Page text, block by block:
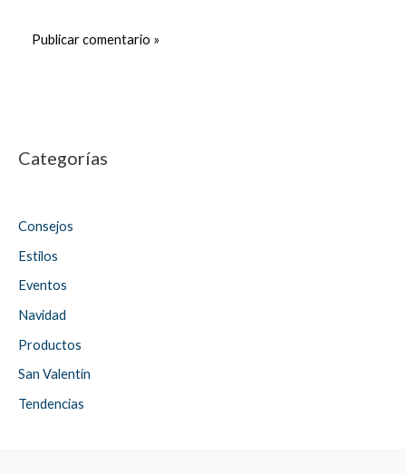
Categorías
Consejos
Estilos
Eventos
Navidad
Productos
San Valentín
Tendencias